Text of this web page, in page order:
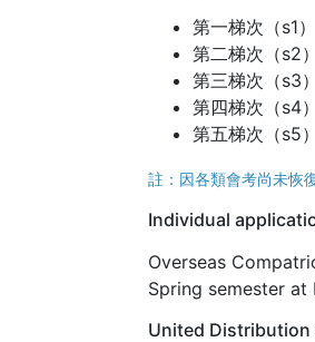
第一梯次（s1
第二梯次（s2
第三梯次（s3
第四梯次（s4
第五梯次（s5
註：因各類會考尚未恢
Individual
Overseas
Spring semester at
United Distribution